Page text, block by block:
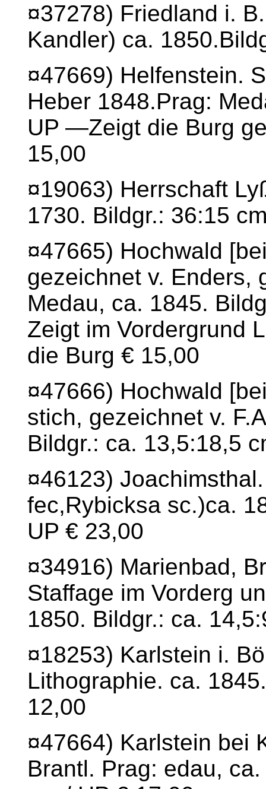
¤37278) Friedland i.
Kandler) ca.
¤47669) Helfenstein.
Heber 1848.Prag:
UP —Zeigt die Burg
15,00
¤19063) Herrschaft
1730. Bildgr.: 36:15
¤47665) Hochwald
gezeichnet v. Enders,
Medau, ca. 1845.
Zeigt im Vordergrund
die Burg € 15,00
¤47666) Hochwald
stich, gezeichnet v.
Bildgr.: ca. 13,5:18,5
¤46123)
fec,Rybicksa sc.)ca.
UP € 23,00
¤34916) Marienbad,
Staffage im Vorderg
1850. Bildgr.: ca.
¤18253) Karlstein i.
Lithographie. ca.
12,00
¤47664) Karlstein bei
Brantl. Prag: edau,